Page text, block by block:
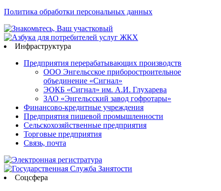
Политика обработки персональных данных
Инфраструктура
Предприятия перерабатывающих производств
ООО Энгельсское приборостроительное
объединение «Сигнал»
ЭОКБ «Сигнал» им. А.И. Глухарева
ЗАО «Энгельсский завод гофротары»
Финансово-кредитные учреждения
Предприятия пищевой промышленности
Сельскохозяйственные предприятия
Торговые предприятия
Связь, почта
Соцсфера